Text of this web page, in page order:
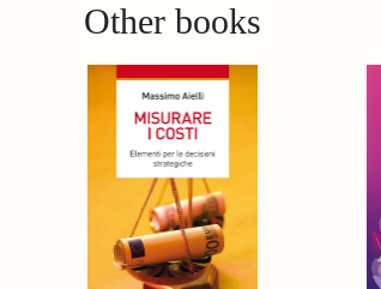
Other books